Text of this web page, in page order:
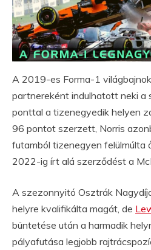
A 2019-es Forma-1
partnereként indulhatott neki a
ponttal a tizenegyedik helyen
96 pontot szerzett, Norris
futamból tizenegyen felülmúlta
2022-ig írt alá szerződést a
A szezonnyitó Osztrák
helyre kvalifikálta magát, de
büntetése után a harmadik
pályafutása legjobb